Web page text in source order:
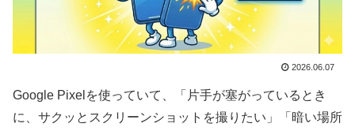
2026.06.07
Google Pixelを使っていて、「片手が塞がっているとき
に、サクッとスクリーンショットを撮りたい」「暗い場所